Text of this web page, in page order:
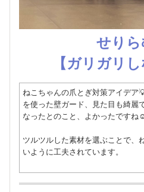
せり
【ガリガリ
ねこちゃんの爪とぎ対策アイデア
を使った壁ガード、見た目も綺麗
なったとのこと、よかったですね
ツルツルした素材を選ぶことで、
いように工夫されています。